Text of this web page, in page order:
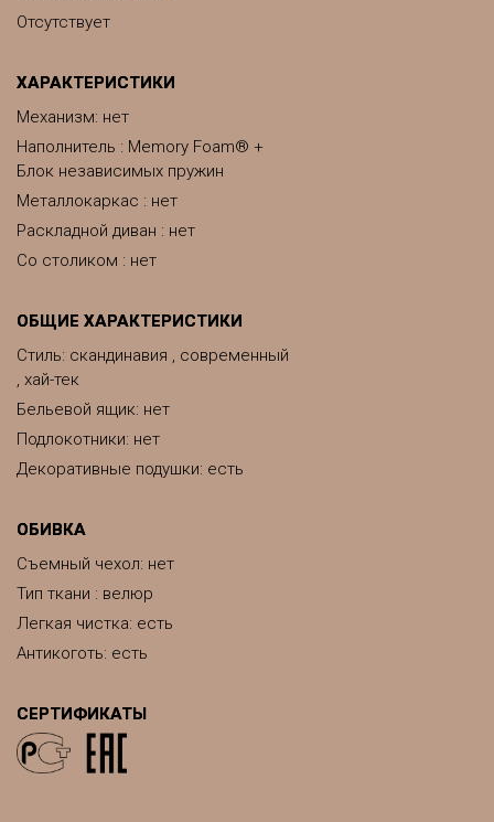
Отсутствует
ХАРАКТЕРИСТИКИ
Механизм: нет
Наполнитель : Memory Foam® +
Блок независимых пружин
Металлокаркас : нет
Раскладной диван : нет
Со столиком : нет
ОБЩИЕ ХАРАКТЕРИСТИКИ
Стиль: скандинавия , современный
, хай-тек
Бельевой ящик: нет
Подлокотники: нет
Декоративные подушки: есть
ОБИВКА
Съемный чехол: нет
Тип ткани : велюр
Легкая чистка: есть
Антикоготь: есть
СЕРТИФИКАТЫ